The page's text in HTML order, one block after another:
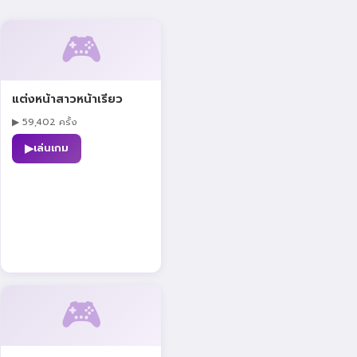
🎮
แต่งหน้าสาวหน้าเรียว
▶ 59,402 ครั้ง
▶เล่นเกม
🎮